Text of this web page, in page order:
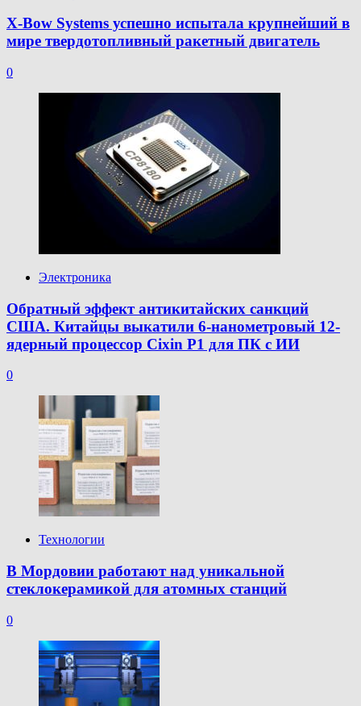
X-Bow Systems успешно испытала крупнейший в
мире твердотопливный ракетный двигатель
0
Электроника
Обратный эффект антикитайских санкций
США. Китайцы выкатили 6-нанометровый 12-
ядерный процессор Cixin P1 для ПК с ИИ
0
Технологии
В Мордовии работают над уникальной
стеклокерамикой для атомных станций
0